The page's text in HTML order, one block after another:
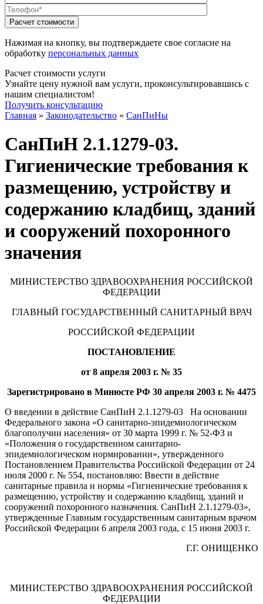
Нажимая на кнопку, вы подтверждаете свое согласие на
обработку персональных данных
Расчет стоимости услуги
Узнайте цену нужной вам услуги, проконсультировавшись с
нашим специалистом!
Получить консультацию
Главная » Законодательство » СанПиНы
СанПиН 2.1.1279-03.
Гигиенические требования к
размещению, устройству и
содержанию кладбищ, зданий
и сооружений похоронного
значения
МИНИСТЕРСТВО ЗДРАВООХРАНЕНИЯ РОССИЙСКОЙ
ФЕДЕРАЦИИ
ГЛАВНЫЙ ГОСУДАРСТВЕННЫЙ САНИТАРНЫЙ ВРАЧ
РОССИЙСКОЙ ФЕДЕРАЦИИ
ПОСТАНОВЛЕНИЕ
от 8 апреля 2003 г. № 35
Зарегистрировано в Минюсте РФ 30 апреля 2003 г. № 4475
О введении в действие СанПиН 2.1.1279-03 На основании
Федерального закона «О санитарно-эпидемиологическом
благополучии населения» от 30 марта 1999 г. № 52-ФЗ и
«Положения о государственном санитарно-
эпидемиологическом нормировании», утвержденного
Постановлением Правительства Российской Федерации от 24
июля 2000 г. № 554, постановляю: Ввести в действие
санитарные правила и нормы «Гигиенические требования к
размещению, устройству и содержанию кладбищ, зданий и
сооружений похоронного назначения. СанПиН 2.1.1279-03»,
утвержденные Главным государственным санитарным врачом
Российской Федерации 6 апреля 2003 года, с 15 июня 2003 г.
Г.Г. ОНИЩЕНКО
МИНИСТЕРСТВО ЗДРАВООХРАНЕНИЯ РОССИЙСКОЙ
ФЕДЕРАЦИИ